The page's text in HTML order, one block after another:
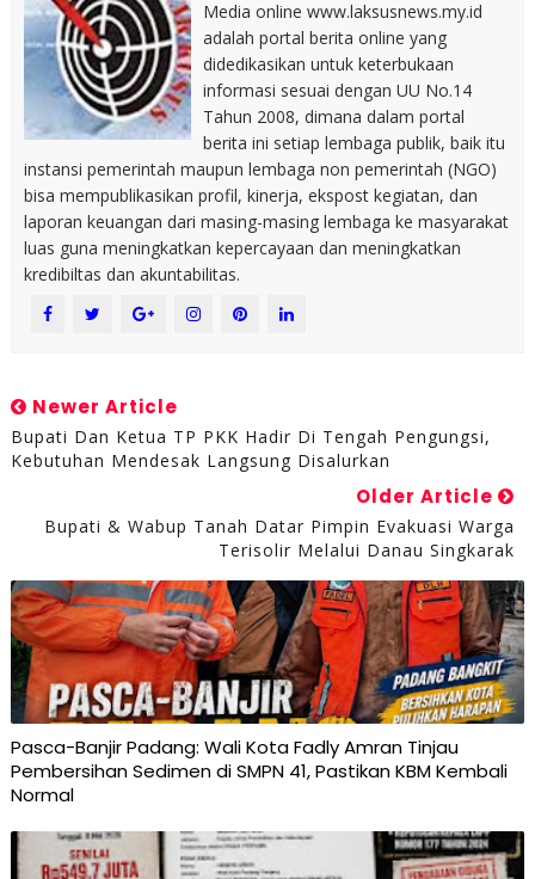
Media online www.laksusnews.my.id
adalah portal berita online yang
didedikasikan untuk keterbukaan
informasi sesuai dengan UU No.14
Tahun 2008, dimana dalam portal
berita ini setiap lembaga publik, baik itu
instansi pemerintah maupun lembaga non pemerintah (NGO)
bisa mempublikasikan profil, kinerja, ekspost kegiatan, dan
laporan keuangan dari masing-masing lembaga ke masyarakat
luas guna meningkatkan kepercayaan dan meningkatkan
kredibiltas dan akuntabilitas.
Newer Article
Bupati Dan Ketua TP PKK Hadir Di Tengah Pengungsi,
Kebutuhan Mendesak Langsung Disalurkan
Older Article
Bupati & Wabup Tanah Datar Pimpin Evakuasi Warga
Terisolir Melalui Danau Singkarak
Pasca-Banjir Padang: Wali Kota Fadly Amran Tinjau
Pembersihan Sedimen di SMPN 41, Pastikan KBM Kembali
Normal